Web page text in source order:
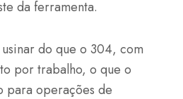
da ferramenta.
do que o 304, com
por trabalho, o que o
para operações de